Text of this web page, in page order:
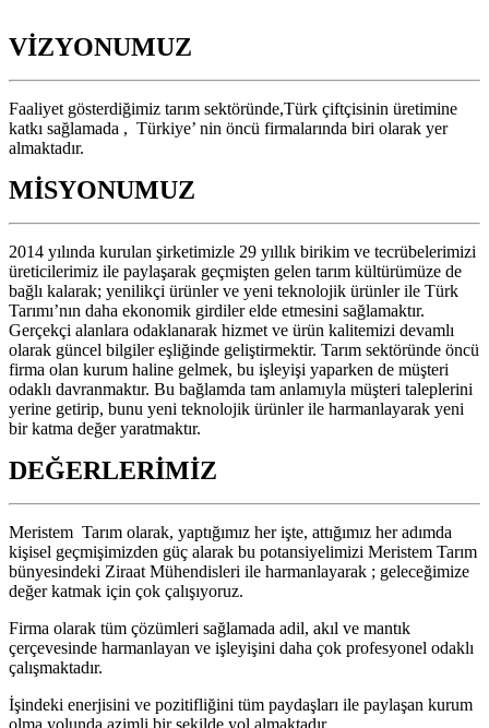
VİZYONUMUZ
Faaliyet gösterdiğimiz tarım sektöründe,Türk çiftçisinin üretimine
katkı sağlamada , Türkiye’ nin öncü firmalarında biri olarak yer
almaktadır.
MİSYONUMUZ
2014 yılında kurulan şirketimizle 29 yıllık birikim ve tecrübelerimizi
üreticilerimiz ile paylaşarak geçmişten gelen tarım kültürümüze de
bağlı kalarak; yenilikçi ürünler ve yeni teknolojik ürünler ile Türk
Tarımı’nın daha ekonomik girdiler elde etmesini sağlamaktır.
Gerçekçi alanlara odaklanarak hizmet ve ürün kalitemizi devamlı
olarak güncel bilgiler eşliğinde geliştirmektir. Tarım sektöründe öncü
firma olan kurum haline gelmek, bu işleyişi yaparken de müşteri
odaklı davranmaktır. Bu bağlamda tam anlamıyla müşteri taleplerini
yerine getirip, bunu yeni teknolojik ürünler ile harmanlayarak yeni
bir katma değer yaratmaktır.
DEĞERLERİMİZ
Meristem Tarım olarak, yaptığımız her işte, attığımız her adımda
kişisel geçmişimizden güç alarak bu potansiyelimizi Meristem Tarım
bünyesindeki Ziraat Mühendisleri ile harmanlayarak ; geleceğimize
değer katmak için çok çalışıyoruz.
Firma olarak tüm çözümleri sağlamada adil, akıl ve mantık
çerçevesinde harmanlayan ve işleyişini daha çok profesyonel odaklı
çalışmaktadır.
İşindeki enerjisini ve pozitifliğini tüm paydaşları ile paylaşan kurum
olma yolunda azimli bir şekilde yol almaktadır.